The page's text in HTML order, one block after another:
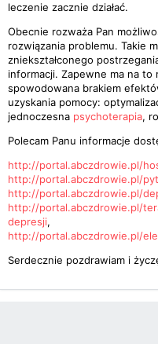
leczenie zacznie działać.
Obecnie rozważa Pan
rozwiązania problemu. Takie
zniekształconego
informacji. Zapewne ma na to
spowodowana brakiem
uzyskania pomocy:
jednoczesna psychoterapia,
Polecam Panu informacje
http://portal.abczdrowie.pl/
http://portal.abczdrowie.pl/
http://portal.abczdrowie.pl/
http://portal.abczdrowie.pl/
depresji,
http://portal.abczdrowie.pl/
Serdecznie pozdrawiam i